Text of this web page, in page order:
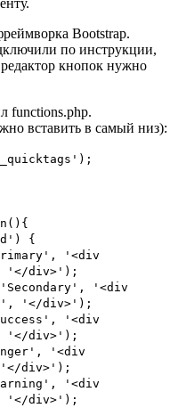
Bootstrap.
по инструкции,
кнопок нужно
functions.php.
вставить в самый низ):
{
'<div
'</div>');
'Secondary', '<div
'</div>');
'<div
'</div>');
'<div
'</div>');
'<div
'</div>');